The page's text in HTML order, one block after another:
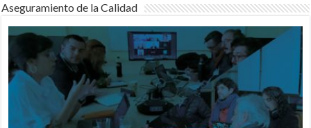
Aseguramiento de la Calidad